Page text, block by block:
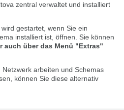
zentral verwaltet und installiert
gestartet, wenn Sie ein
installiert ist, öffnen. Sie können
auch über das Menü "Extras"
arbeiten und Schemas
können Sie diese alternativ